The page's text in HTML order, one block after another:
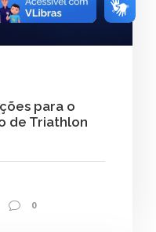
para o
de Triathlon
0